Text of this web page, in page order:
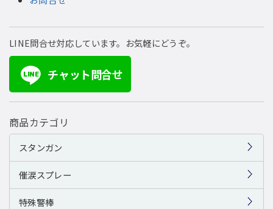
LINE問合せ対応しています。お気軽にどうぞ。
LINE チャット問合せ
商品カテゴリ
スタンガン
催涙スプレー
特殊警棒